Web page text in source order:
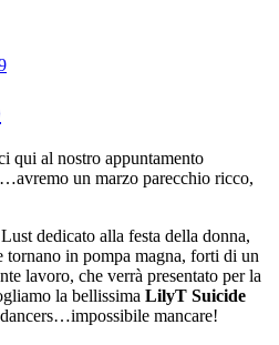
qui al nostro appuntamento
un marzo parecchio ricco,
dedicato alla festa della donna,
tornano in pompa magna, forti di un
lavoro, che verrà presentato per la
la bellissima LilyT Suicide
mancare!